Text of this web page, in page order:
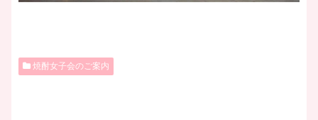
焼酎女子会のご案内